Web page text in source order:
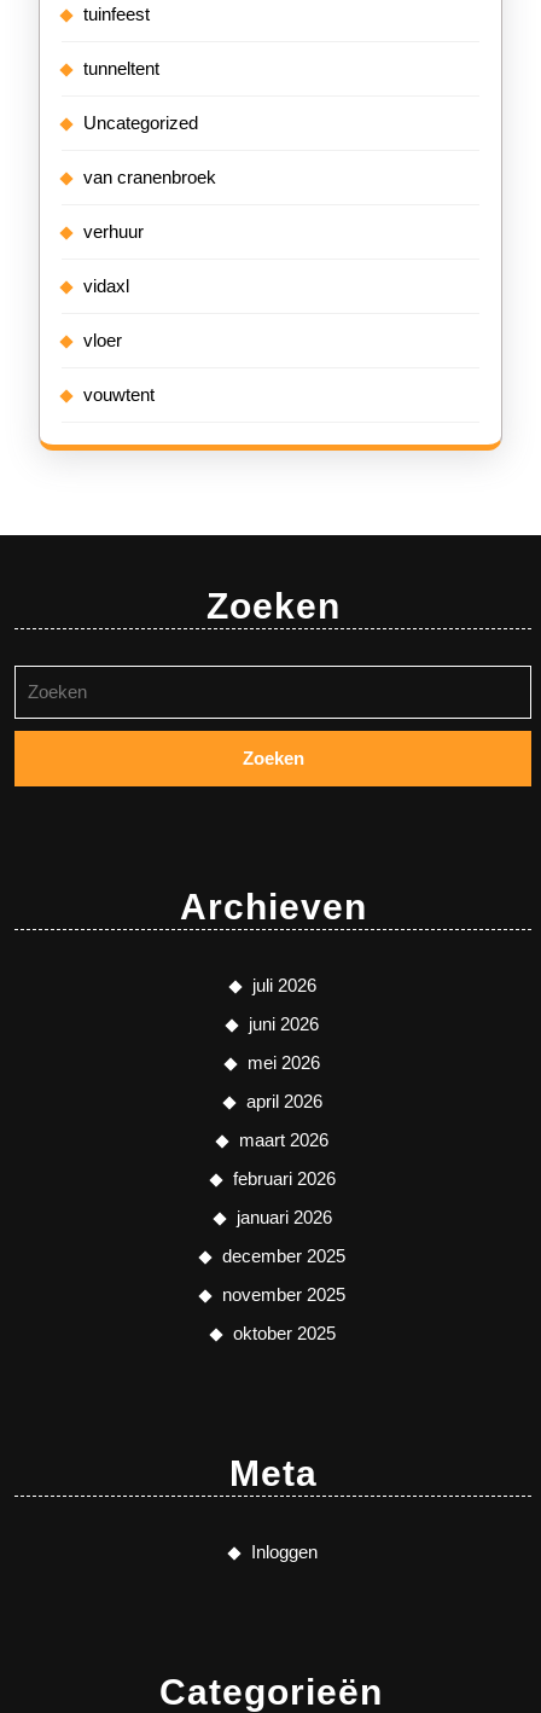
tuinfeest
tunneltent
Uncategorized
van cranenbroek
verhuur
vidaxl
vloer
vouwtent
Zoeken
naar:
Archieven
juli 2026
juni 2026
mei 2026
april 2026
maart 2026
februari 2026
januari 2026
december 2025
november 2025
oktober 2025
Meta
Inloggen
Categorieën